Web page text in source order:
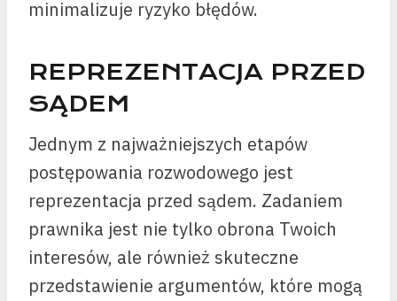
minimalizuje ryzyko błędów.
REPREZENTACJA PRZED
SĄDEM
Jednym z najważniejszych etapów
postępowania rozwodowego jest
reprezentacja przed sądem. Zadaniem
prawnika jest nie tylko obrona Twoich
interesów, ale również skuteczne
przedstawienie argumentów, które mogą